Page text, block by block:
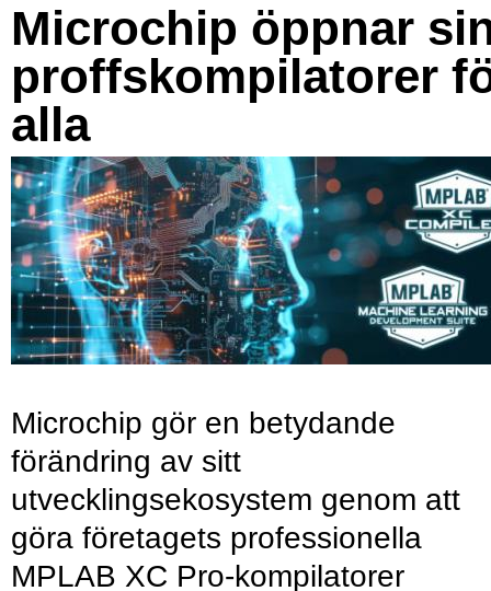
Microchip öppnar
proffskompilatorer
alla
Microchip gör en betydande
förändring av sitt
utvecklingsekosystem genom att
göra företagets professionella
MPLAB XC Pro-kompilatorer